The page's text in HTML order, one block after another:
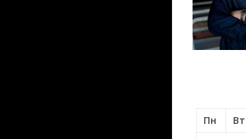
Пн
Вт